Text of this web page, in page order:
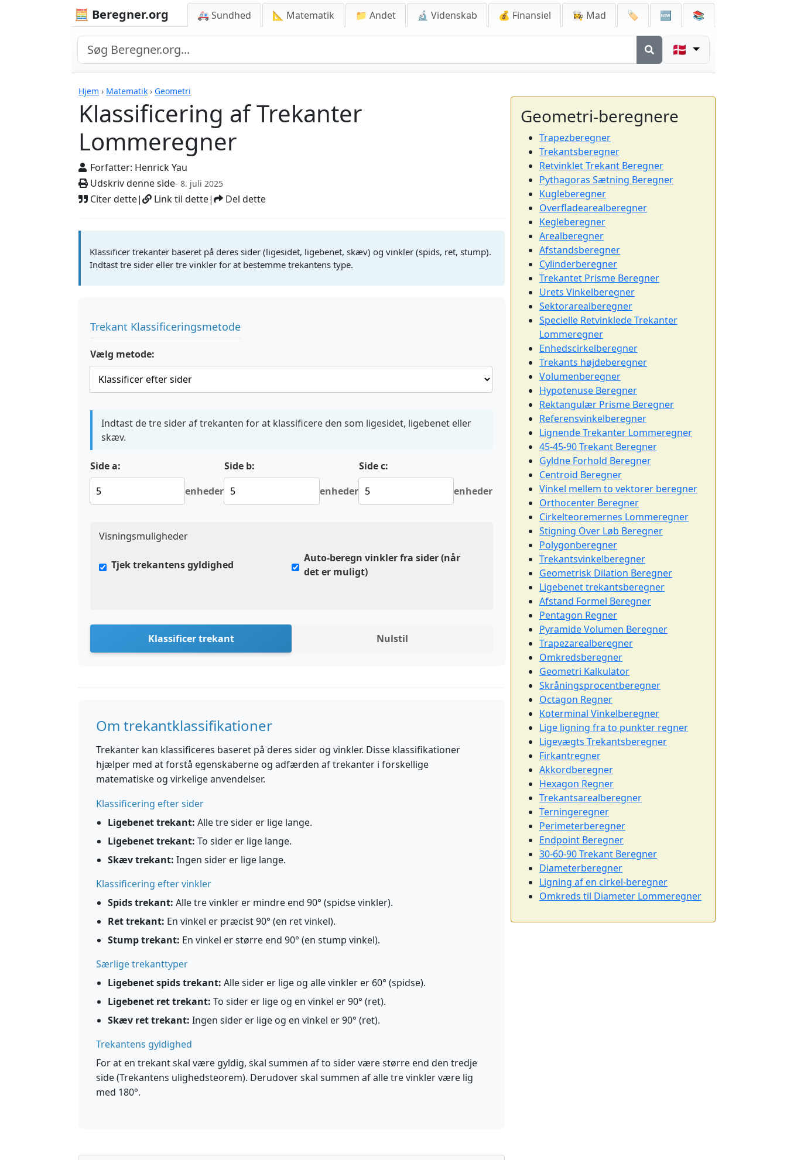
🧮 Beregner.org 🚑 Sundhed 📐 Matematik 📁 Andet 🔬 Videnskab 💰 Finansiel 👩‍🍳 Mad 🏷️ 🆕 📚
🇩🇰
Hjem › Matematik › Geometri
Klassificering af Trekanter
Lommeregner
Forfatter: Henrick Yau
Udskriv denne side- 8. juli 2025
Citer dette| Link til dette| Del dette
Beregnere
Klassificer trekanter baseret på deres sider (ligesidet, ligebenet, skæv) og vinkler (spids, ret, stump).
Indtast tre sider eller tre vinkler for at bestemme trekantens type.
Trekant Klassificeringsmetode
Vælg metode:
Indtast de tre sider af trekanten for at klassificere den som ligesidet, ligebenet eller
skæv.
Side a:
enheder
Side b:
enheder
Side c:
enheder
Visningsmuligheder
Tjek trekantens gyldighed
Auto-beregn vinkler fra sider (når
det er muligt)
Klassificer trekant Nulstil
Om trekantklassifikationer
Trekanter kan klassificeres baseret på deres sider og vinkler. Disse klassifikationer
hjælper med at forstå egenskaberne og adfærden af trekanter i forskellige
matematiske og virkelige anvendelser.
Klassificering efter sider
Ligebenet trekant: Alle tre sider er lige lange.
Ligebenet trekant: To sider er lige lange.
Skæv trekant: Ingen sider er lige lange.
Klassificering efter vinkler
Spids trekant: Alle tre vinkler er mindre end 90° (spidse vinkler).
Ret trekant: En vinkel er præcist 90° (en ret vinkel).
Stump trekant: En vinkel er større end 90° (en stump vinkel).
Særlige trekanttyper
Ligebenet spids trekant: Alle sider er lige og alle vinkler er 60° (spidse).
Ligebenet ret trekant: To sider er lige og en vinkel er 90° (ret).
Skæv ret trekant: Ingen sider er lige og en vinkel er 90° (ret).
Trekantens gyldighed
For at en trekant skal være gyldig, skal summen af to sider være større end den tredje
side (Trekantens ulighedsteorem). Derudover skal summen af alle tre vinkler være lig
med 180°.
Geometri-beregnere
Trapezberegner
Trekantsberegner
Retvinklet Trekant Beregner
Pythagoras Sætning Beregner
Kugleberegner
Overfladearealberegner
Kegleberegner
Arealberegner
Afstandsberegner
Cylinderberegner
Trekantet Prisme Beregner
Urets Vinkelberegner
Sektorarealberegner
Specielle Retvinklede Trekanter
Lommeregner
Enhedscirkelberegner
Trekants højdeberegner
Volumenberegner
Hypotenuse Beregner
Rektangulær Prisme Beregner
Referensvinkelberegner
Lignende Trekanter Lommeregner
45-45-90 Trekant Beregner
Gyldne Forhold Beregner
Centroid Beregner
Vinkel mellem to vektorer beregner
Orthocenter Beregner
Cirkelteoremernes Lommeregner
Stigning Over Løb Beregner
Polygonberegner
Trekantsvinkelberegner
Geometrisk Dilation Beregner
Ligebenet trekantsberegner
Afstand Formel Beregner
Pentagon Regner
Pyramide Volumen Beregner
Trapezarealberegner
Omkredsberegner
Geometri Kalkulator
Skråningsprocentberegner
Octagon Regner
Koterminal Vinkelberegner
Lige ligning fra to punkter regner
Ligevægts Trekantsberegner
Firkantregner
Akkordberegner
Hexagon Regner
Trekantsarealberegner
Terningeregner
Perimeterberegner
Endpoint Beregner
30-60-90 Trekant Beregner
Diameterberegner
Ligning af en cirkel-beregner
Omkreds til Diameter Lommeregner